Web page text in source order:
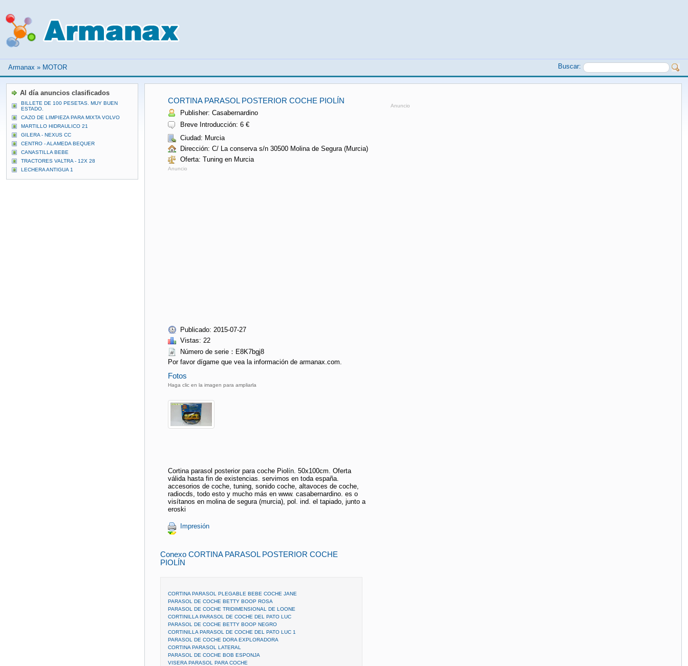
Armanax » MOTOR Buscar:
CORTINA PARASOL POSTERIOR COCHE PIOLÍN
Publisher: Casabernardino
Breve Introducción: 6 €
Ciudad: Murcia
Dirección: C/ La conserva s/n 30500 Molina de Segura (Murcia)
Oferta: Tuning en Murcia
Anuncio
Publicado: 2015-07-27
Vistas: 22
Número de serie：E8K7bgj8
Por favor dígame que vea la información de armanax.com.
Fotos
Haga clic en la imagen para ampliarla
Cortina parasol posterior para coche Piolín. 50x100cm. Oferta
válida hasta fin de existencias. servimos en toda españa.
accesorios de coche, tuning, sonido coche, altavoces de coche,
radiocds, todo esto y mucho más en www. casabernardino. es o
visítanos en molina de segura (murcia), pol. ind. el tapiado, junto a
eroski
Impresión
Anuncio
Conexo CORTINA PARASOL POSTERIOR COCHE
PIOLÍN
CORTINA PARASOL PLEGABLE BEBE COCHE JANE
PARASOL DE COCHE BETTY BOOP ROSA
PARASOL DE COCHE TRIDIMENSIONAL DE LOONE
CORTINILLA PARASOL DE COCHE DEL PATO LUC
PARASOL DE COCHE BETTY BOOP NEGRO
CORTINILLA PARASOL DE COCHE DEL PATO LUC 1
PARASOL DE COCHE DORA EXPLORADORA
CORTINA PARASOL LATERAL
PARASOL DE COCHE BOB ESPONJA
VISERA PARASOL PARA COCHE
Al día anuncios clasificados
BILLETE DE 100 PESETAS. MUY BUEN
ESTADO.
CAZO DE LIMPIEZA PARA MIXTA VOLVO
MARTILLO HIDRAULICO 21
GILERA - NEXUS CC
CENTRO - ALAMEDA BEQUER
CANASTILLA BEBE
TRACTORES VALTRA - 12X 28
LECHERA ANTIGUA 1